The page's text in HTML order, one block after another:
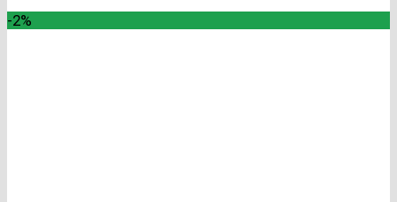
-2%